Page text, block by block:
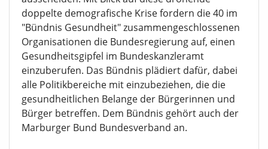
doppelte demografische Krise fordern die 40 im
"Bündnis Gesundheit" zusammengeschlossenen
Organisationen die Bundesregierung auf, einen
Gesundheitsgipfel im Bundeskanzleramt
einzuberufen. Das Bündnis plädiert dafür, dabei
alle Politikbereiche mit einzubeziehen, die die
gesundheitlichen Belange der Bürgerinnen und
Bürger betreffen. Dem Bündnis gehört auch der
Marburger Bund Bundesverband an.